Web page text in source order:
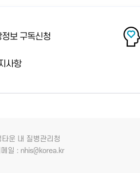
정보 구독신청
사항
운 내 질병관리청
일 : nhis@korea.kr